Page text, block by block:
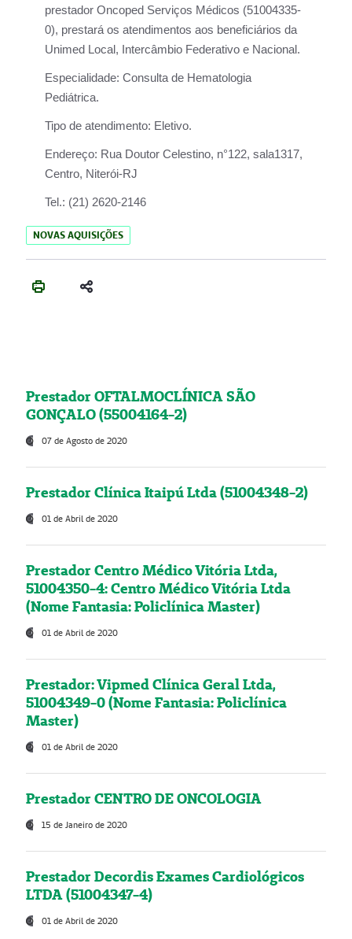
prestador Oncoped Serviços Médicos (51004335-
0), prestará os atendimentos aos beneficiários da
Unimed Local, Intercâmbio Federativo e Nacional.
Especialidade: Consulta de Hematologia
Pediátrica.
Tipo de atendimento: Eletivo.
Endereço: Rua Doutor Celestino, n°122, sala1317,
Centro, Niterói-RJ
Tel.: (21) 2620-2146
NOVAS AQUISIÇÕES
Prestador OFTALMOCLÍNICA SÃO
GONÇALO (55004164-2)
07 de Agosto de 2020
Prestador Clínica Itaipú Ltda (51004348-2)
01 de Abril de 2020
Prestador Centro Médico Vitória Ltda,
51004350-4: Centro Médico Vitória Ltda
(Nome Fantasia: Policlínica Master)
01 de Abril de 2020
Prestador: Vipmed Clínica Geral Ltda,
51004349-0 (Nome Fantasia: Policlínica
Master)
01 de Abril de 2020
Prestador CENTRO DE ONCOLOGIA
15 de Janeiro de 2020
Prestador Decordis Exames Cardiológicos
LTDA (51004347-4)
01 de Abril de 2020